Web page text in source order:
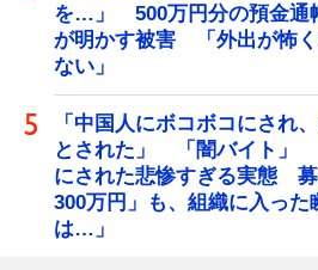
を…」 500万円分の預金通
が明かす被害 「外出が怖
ない」
「中国人にボコボコにされ
とされた」 「闇バイト」
にされた悲惨すぎる実態
300万円」も、組織に入った
は…」